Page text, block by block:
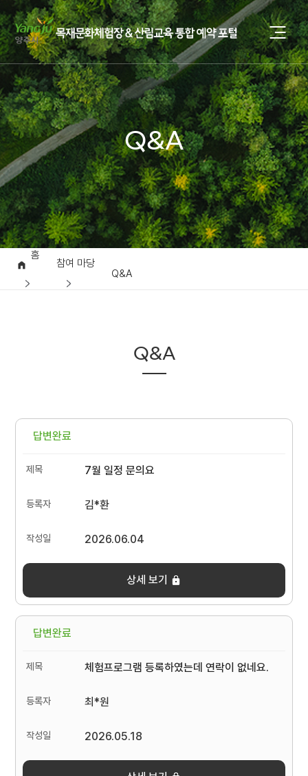
Q&A
홈
참여 마당
Q&A
Q&A
답변완료
7월 일정 문의요
김*환
2026.06.04
상세 보기
답변완료
체험프로그램 등록하였는데 연락이 없네요.
최*원
2026.05.18